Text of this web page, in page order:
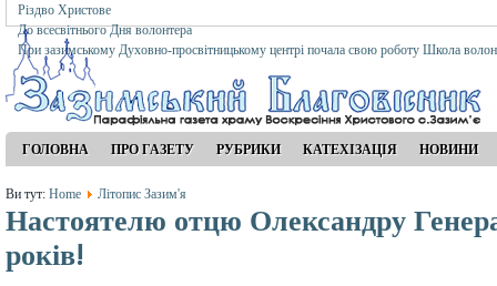
Різдво Христове
До всесвітнього Дня волонтера
При зазимському Духовно-просвітницькому центрі почала свою роботу Школа
ГОЛОВНА ПРО ГАЗЕТУ РУБРИКИ КАТЕХІЗАЦІЯ НОВИНИ
Ви тут: Home Літопис Зазим'я
Настоятелю отцю Олександру
років!